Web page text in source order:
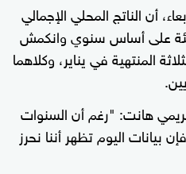
أن الناتج المحلي الإجمالي
تراجع بنسبة 0.3 بالمئة على أساس سنوي وانكمش
الثلاثة المنتهية في يناير، وكلاهما
هانت: "رغم أن السنوات
بيانات اليوم تظهر أننا نحرز